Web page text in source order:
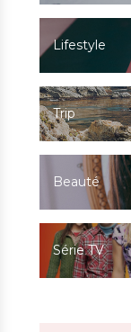
Lifestyle
Trip
Beauté
Série TV